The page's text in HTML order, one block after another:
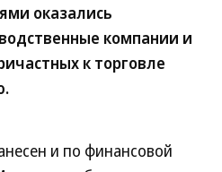
оказались
компании и
к торговле
и по финансовой